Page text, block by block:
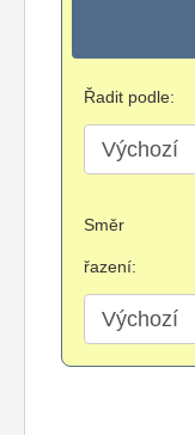
Řadit podle:
Směr
řazení: